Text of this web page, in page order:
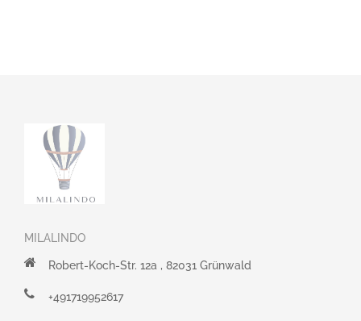
MILALINDO
Robert-Koch-Str. 12a , 82031 Grünwald
+491719952617